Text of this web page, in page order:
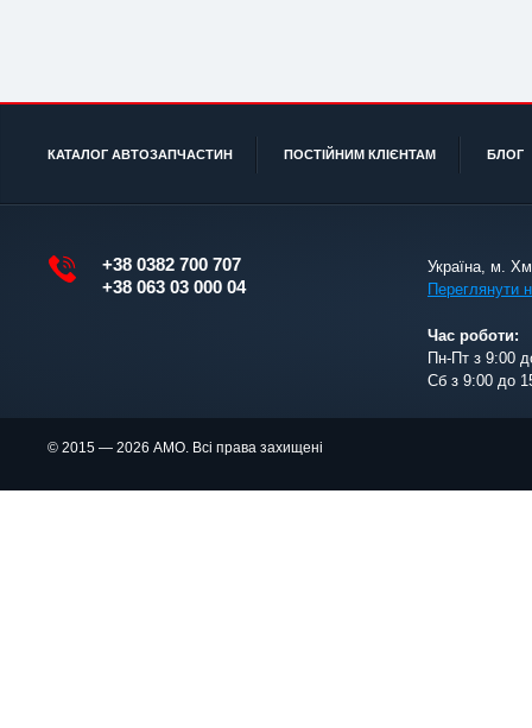
КАТАЛОГ АВТОЗАПЧАСТИН ПОСТІЙНИМ КЛІЄНТАМ БЛОГ
+38 0382 700 707
+38 063 03 000 04
Україна, м.
Переглянути
Час роботи:
Пн-Пт з 9:00
Сб з 9:00 до
© 2015 — 2026 АМО. Всі права захищені